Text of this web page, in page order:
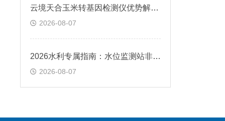
云境天合玉米转基因检测仪优势解析：多场景适配精准测转基因成分指南分享
2026-08-07
2026水利专属指南：水位监测站非接触雷达技术全系解析，云境天合实力上榜
2026-08-07